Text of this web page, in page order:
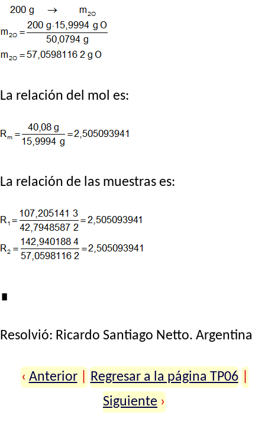
La relación del mol es:
La relación de las muestras es:
∎
Resolvió: Ricardo Santiago Netto. Argentina
‹ Anterior Regresar a la página TP06
Siguiente ›